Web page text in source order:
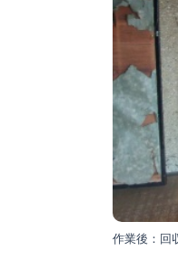
作業後：回